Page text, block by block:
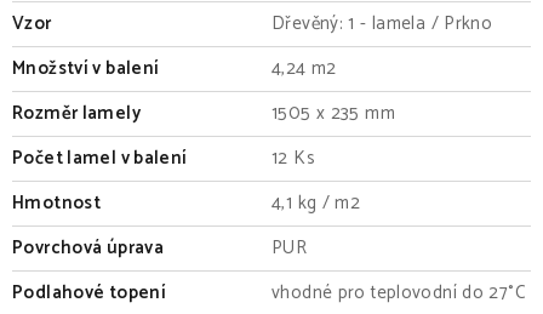
Vzor
Dřevěný: 1 - lamela / Prkno
Množství v balení
4,24 m2
Rozměr lamely
1505 x 235 mm
Počet lamel v balení
12 Ks
Hmotnost
4,1 kg / m2
Povrchová úprava
PUR
Podlahové topení
vhodné pro teplovodní do 27°C